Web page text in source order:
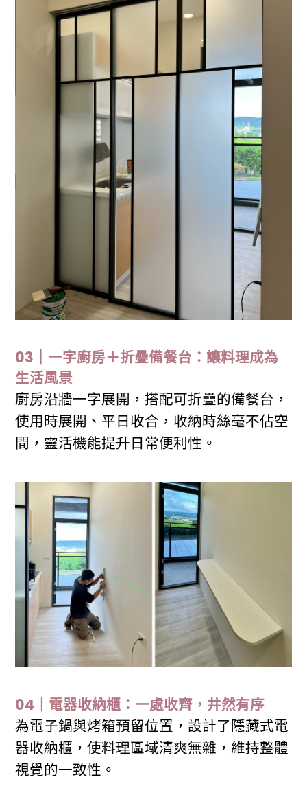
03｜一字廚房＋折疊備餐台：讓料理成為
生活風景
廚房沿牆一字展開，搭配可折疊的備餐台，
使用時展開、平日收合，收納時絲毫不佔空
間，靈活機能提升日常便利性。
04｜電器收納櫃：一處收齊，井然有序
為電子鍋與烤箱預留位置，設計了隱藏式電
器收納櫃，使料理區域清爽無雜，維持整體
視覺的一致性。